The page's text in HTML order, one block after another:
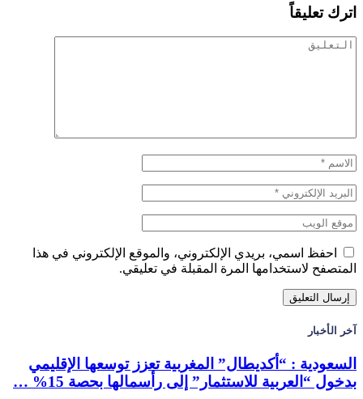
اترك تعليقاً
احفظ اسمي، بريدي الإلكتروني، والموقع الإلكتروني في هذا
المتصفح لاستخدامها المرة المقبلة في تعليقي.
آخر الأخبار
السعودية : “أكديطال” المغربية تعزز توسعها الإقليمي
بدخول “العربية للاستثمار” إلى رأسمالها بحصة 15% …